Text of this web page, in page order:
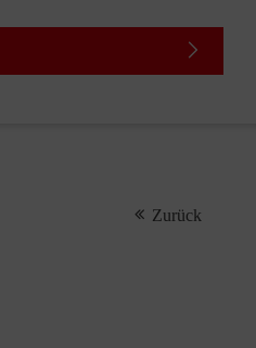
Zurück